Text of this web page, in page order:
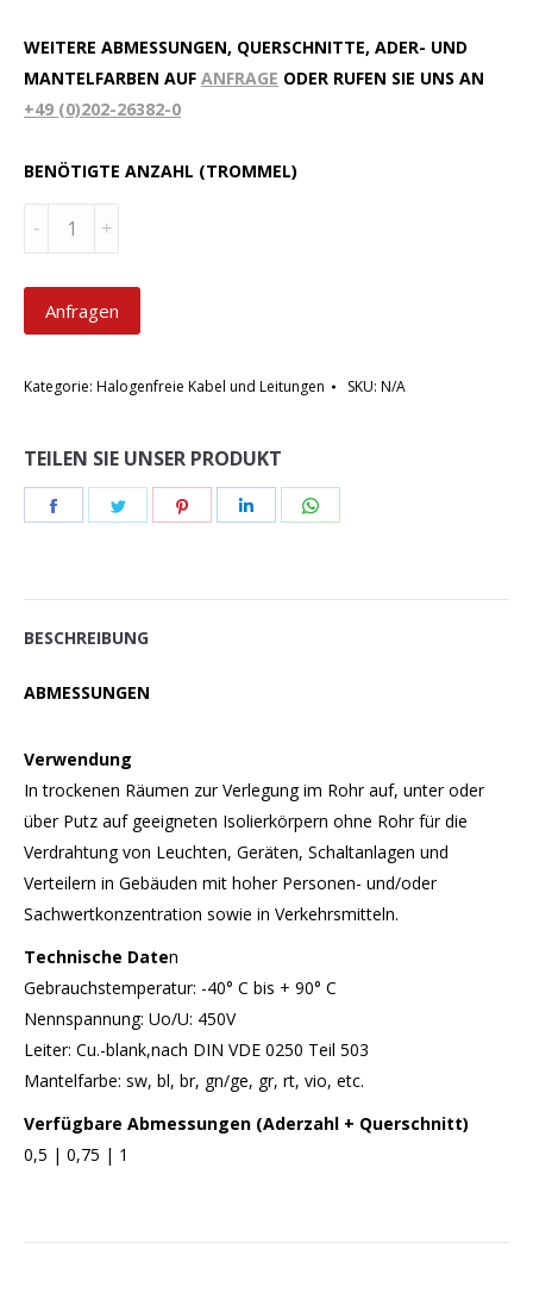
WEITERE ABMESSUNGEN, QUERSCHNITTE, ADER- UND
MANTELFARBEN AUF ANFRAGE ODER RUFEN SIE UNS AN
+49 (0)202-26382-0
BENÖTIGTE ANZAHL (TROMMEL)
Menge
Anfragen
Kategorie: Halogenfreie Kabel und Leitungen SKU: N/A
TEILEN SIE UNSER PRODUKT
Teilen
Teilen
Teilen
Teilen
BESCHREIBUNG
ABMESSUNGEN
Verwendung
In trockenen Räumen zur Verlegung im Rohr auf, unter oder
über Putz auf geeigneten Isolierkörpern ohne Rohr für die
Verdrahtung von Leuchten, Geräten, Schaltanlagen und
Verteilern in Gebäuden mit hoher Personen- und/oder
Sachwertkonzentration sowie in Verkehrsmitteln.
Technische Daten
Gebrauchstemperatur: -40° C bis + 90° C
Nennspannung: Uo/U: 450V
Leiter: Cu.-blank,nach DIN VDE 0250 Teil 503
Mantelfarbe: sw, bl, br, gn/ge, gr, rt, vio, etc.
Verfügbare Abmessungen (Aderzahl + Querschnitt)
0,5 | 0,75 | 1